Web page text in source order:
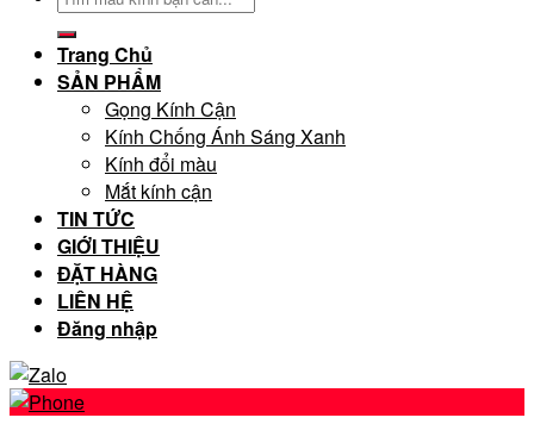
Trang Chủ
SẢN PHẨM
Gọng Kính Cận
Kính Chống Ánh Sáng Xanh
Kính đổi màu
Mắt kính cận
TIN TỨC
GIỚI THIỆU
ĐẶT HÀNG
LIÊN HỆ
Đăng nhập